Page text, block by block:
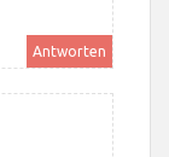
Antworten